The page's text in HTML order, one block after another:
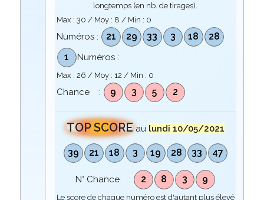
longtemps (en nb. de tirages).
Max : 30 / Moy : 8 / Min : 0
Numéros : 21 29 33 3 18
28
1
Numéros :
Max : 26 / Moy : 12 / Min : 0
Chance : 9 3 5 2
TOP SCORE au lundi 10/05/2021
39 21 18 3 19 28 33 47
N° Chance : 2 8 3 9
Le score de chaque numéro est d'autant plus élevé